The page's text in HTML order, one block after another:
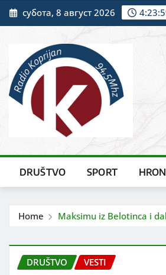
Skip
to
субота, 8 август 2026
DRUŠTVO SPORT
Home Maksimu iz Belotinca i
DRUŠTVO VESTI